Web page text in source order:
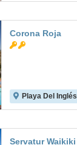
Corona Roja
Playa Del Inglés
Servatur Waikiki